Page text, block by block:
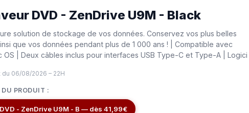
DVD - ZenDrive U9M - Black
solution de stockage de vos données. Conservez vos plus belles
que vos données pendant plus de 1 000 ans ! | Compatible avec
OS | Deux câbles inclus pour interfaces USB Type-C et Type-A | Logici
06/08/2026 – 22H
PRODUIT :
- ZenDrive U9M - B — dès 41,99€